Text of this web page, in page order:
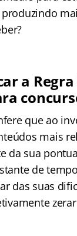
produzindo
a
que ao
mais
da sua
de
das suas